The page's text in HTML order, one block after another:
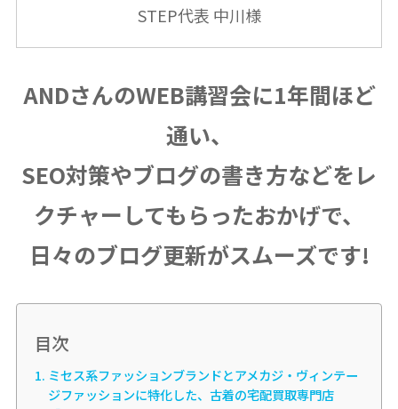
STEP代表 中川様
ANDさんのWEB講習会に1年間ほど
通い、
SEO対策やブログの書き方などをレ
クチャーしてもらったおかげで、
日々のブログ更新がスムーズです!
目次
ミセス系ファッションブランドとアメカジ・ヴィンテー
ジファッションに特化した、古着の宅配買取専門店